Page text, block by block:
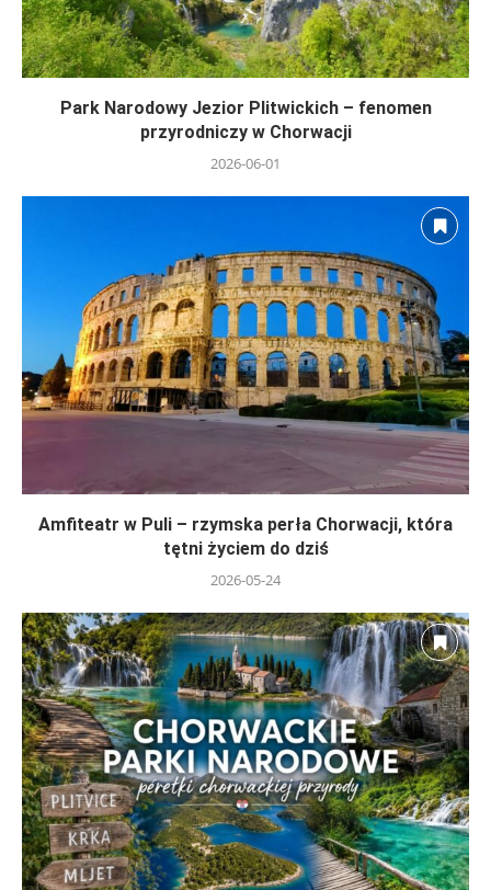
Park Narodowy Jezior Plitwickich – fenomen
przyrodniczy w Chorwacji
2026-06-01
Amfiteatr w Puli – rzymska perła Chorwacji, która
tętni życiem do dziś
2026-05-24